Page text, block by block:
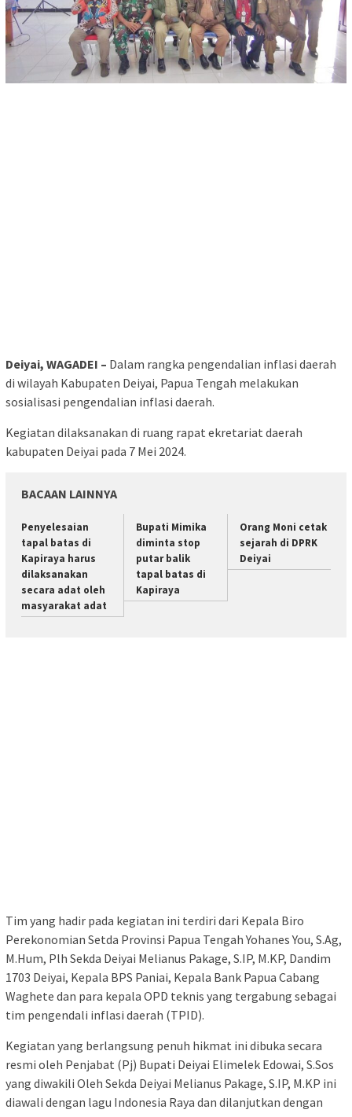
Deiyai, WAGADEI – Dalam rangka pengendalian inflasi daerah
di wilayah Kabupaten Deiyai, Papua Tengah melakukan
sosialisasi pengendalian inflasi daerah.
Kegiatan dilaksanakan di ruang rapat ekretariat daerah
kabupaten Deiyai pada 7 Mei 2024.
BACAAN LAINNYA
Penyelesaian
tapal batas di
Kapiraya harus
dilaksanakan
secara adat oleh
masyarakat adat
Bupati Mimika
diminta stop
putar balik
tapal batas di
Kapiraya
Orang Moni cetak
sejarah di DPRK
Deiyai
Tim yang hadir pada kegiatan ini terdiri dari Kepala Biro
Perekonomian Setda Provinsi Papua Tengah Yohanes You, S.Ag,
M.Hum, Plh Sekda Deiyai Melianus Pakage, S.IP, M.KP, Dandim
1703 Deiyai, Kepala BPS Paniai, Kepala Bank Papua Cabang
Waghete dan para kepala OPD teknis yang tergabung sebagai
tim pengendali inflasi daerah (TPID).
Kegiatan yang berlangsung penuh hikmat ini dibuka secara
resmi oleh Penjabat (Pj) Bupati Deiyai Elimelek Edowai, S.Sos
yang diwakili Oleh Sekda Deiyai Melianus Pakage, S.IP, M.KP ini
diawali dengan lagu Indonesia Raya dan dilanjutkan dengan